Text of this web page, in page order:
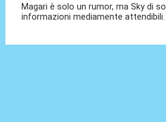
Magari è solo un rumor, ma Sky di
informazioni mediamente attendibili.